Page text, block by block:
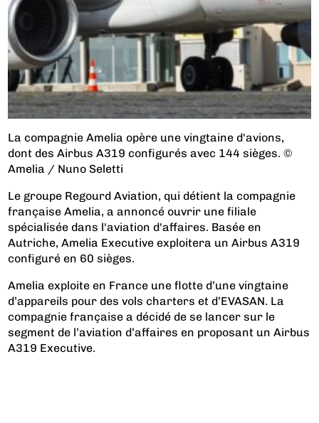
La compagnie Amelia opère une vingtaine d'avions,
dont des Airbus A319 configurés avec 144 sièges. ©
Amelia / Nuno Seletti
Le groupe Regourd Aviation, qui détient la compagnie
française Amelia, a annoncé ouvrir une filiale
spécialisée dans l'aviation d'affaires. Basée en
Autriche, Amelia Executive exploitera un Airbus A319
configuré en 60 sièges.
Amelia exploite en France une flotte d’une vingtaine
d’appareils pour des vols charters et d’EVASAN. La
compagnie française a décidé de se lancer sur le
segment de l’aviation d’affaires en proposant un Airbus
A319 Executive.